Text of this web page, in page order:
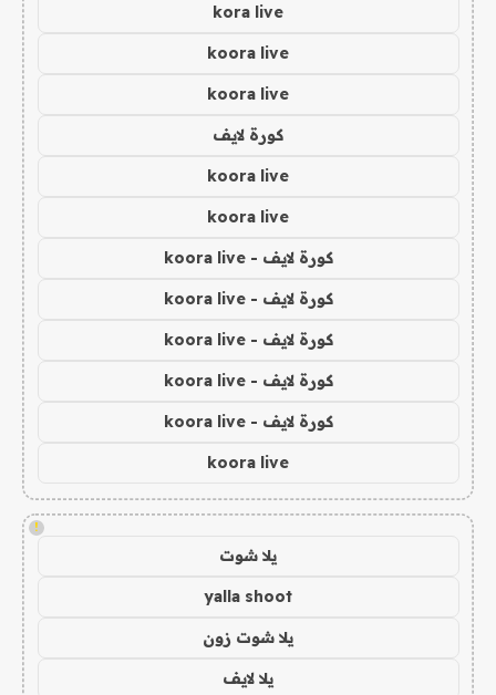
kora live
koora live
koora live
كورة لايف
koora live
koora live
كورة لايف - koora live
كورة لايف - koora live
كورة لايف - koora live
كورة لايف - koora live
كورة لايف - koora live
koora live
!
يلا شوت
yalla shoot
يلا شوت زون
يلا لايف